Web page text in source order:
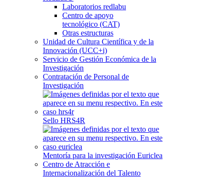
Laboratorios redlabu
Centro de apoyo
tecnológico (CAT)
Otras estructuras
Unidad de Cultura Científica y de la
Innovación (UCC+i)
Servicio de Gestión Económica de la
Investigación
Contratación de Personal de
Investigación
Sello HRS4R
Mentoría para la investigación Euriclea
Centro de Atracción e
Internacionalización del Talento